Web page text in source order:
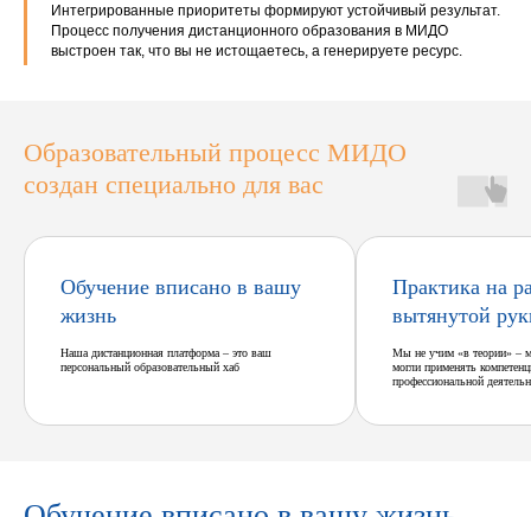
Интегрированные приоритеты формируют устойчивый результат.
Процесс получения дистанционного образования в МИДО
выстроен так, что вы не истощаетесь, а генерируете ресурс.
Образовательный процесс МИДО
создан специально для вас
Обучение вписано в вашу
жизнь
Наша дистанционная платформа – это ваш
персональный образовательный хаб
Практика на
вытянутой
Мы не учим «в теории» –
могли применять
профессиональной